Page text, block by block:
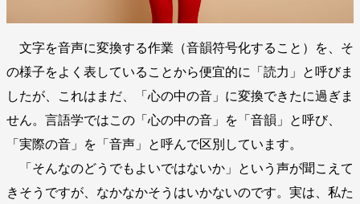
文字を音声に変換する作業（音韻符号化すること）を、そ
の様子をよく表していることから便宜的に「読力」と呼びま
したが、これはまだ、「心の中の音」に変換できたに過ぎま
せん。言語学ではこの「心の中の音」を「音韻」と呼び、
「実際の音」を「音声」と呼んで区別しています。
「そんなのどうでもよいではないか」という声が聞こえて
きそうですが、なかなかそうはいかないのです。実は、私た